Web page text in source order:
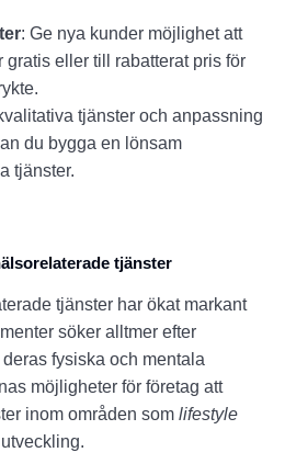
: Ge nya kunder möjlighet att
gratis eller till rabatterat pris för
tjänster och anpassning
du bygga en lönsam
tjänster.
tjänster
tjänster har ökat markant
söker alltmer efter
fysiska och mentala
möjligheter för företag att
inom områden som lifestyle